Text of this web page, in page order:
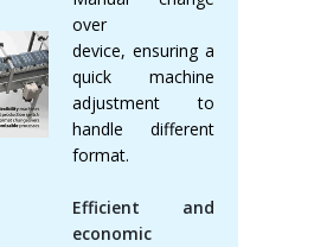
over
device, ensuring a
quick machine
adjustment to
handle different
format.
Efficient and
economic